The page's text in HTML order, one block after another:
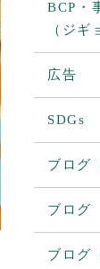
BCP・
（ジギ
広告
SDGs
ブログ
ブログ
ブログ